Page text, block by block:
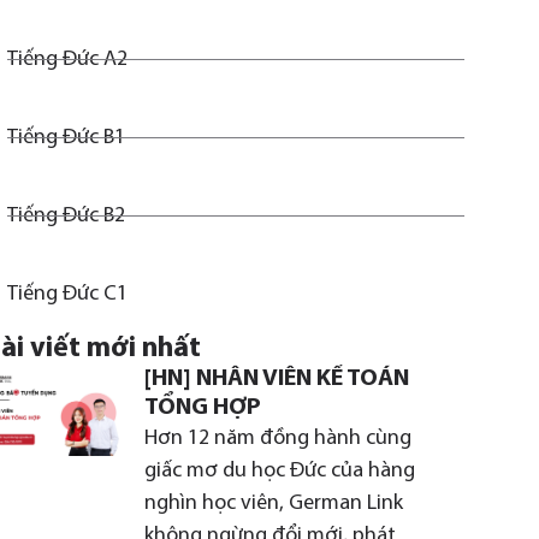
Tiếng Đức A2
Tiếng Đức B1
Tiếng Đức B2
Tiếng Đức C1
viết mới nhất
[HN] NHÂN VIÊN KẾ TOÁN
TỔNG HỢP
Hơn 12 năm đồng hành cùng
giấc mơ du học Đức của hàng
nghìn học viên, German Link